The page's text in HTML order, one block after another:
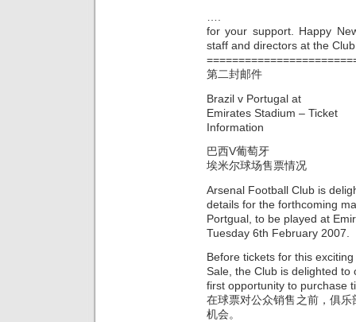
for your support. Happy
staff and directors at the
第二封邮件
Brazil v Portugal at
Emirates Stadium – Ticket
Information
巴西V葡萄牙
埃米尔球场售票情况
Arsenal Football Club is
details for the forthcoming
Portgual, to be played at
Tuesday 6th February 2007.
Before tickets for this
Sale, the Club is delighted to
first opportunity to purchase
在球票对公众销售之前，俱
机会。